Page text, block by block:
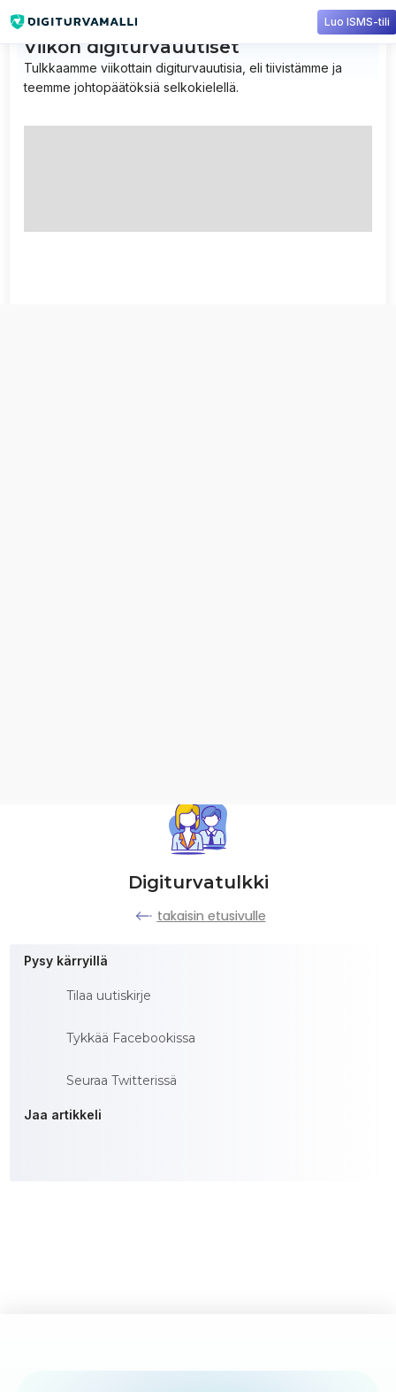
Digiturvatulkki
takaisin etusivulle
Pysy kärryillä
Tilaa uutiskirje
Tykkää Facebookissa
Seuraa Twitterissä
Jaa artikkeli
Viikon digiturvauutiset
Tulkkaamme viikottain digiturvauutisia, eli tiivistämme ja
teemme johtopäätöksiä selkokielellä.
Luo ISMS-tili